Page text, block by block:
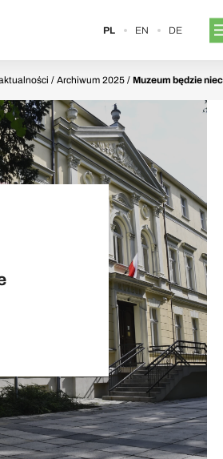
PL EN DE
/ Archiwum 2025 / Muzeum będzie